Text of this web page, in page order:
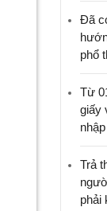
Đã
phổ
Từ
giấy
Trả
phải